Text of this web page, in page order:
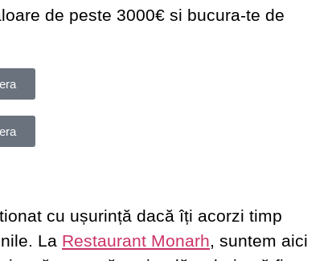
de peste 3000€ si bucura-te de
cu ușurință dacă îți acorzi timp
La Restaurant Monarh, suntem aici